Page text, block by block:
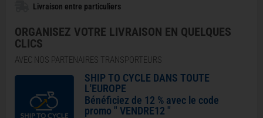
Livraison entre particuliers
ORGANISEZ VOTRE LIVRAISON EN QUELQUES
CLICS
AVEC NOS PARTENAIRES TRANSPORTEURS
SHIP TO CYCLE DANS TOUTE
L'EUROPE
Bénéficiez de 12 % avec le code
promo " VENDRE12 "